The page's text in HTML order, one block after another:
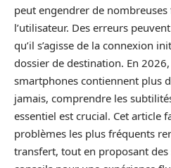
peut engendrer de
l’utilisateur. Des erreurs
qu’il s’agisse de la connexion
dossier de destination. En
smartphones contiennent plus
jamais, comprendre les
essentiel est crucial. Cet article
problèmes les plus fréquents
transfert, tout en proposant